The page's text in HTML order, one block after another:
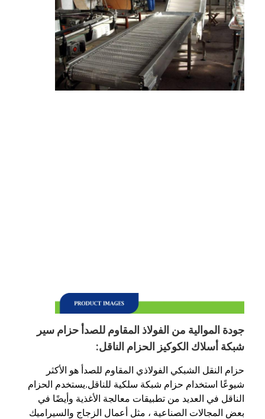
جودة الموالية من الفولاذ المقاوم للصدأ حزام سير
شبكة أسلاك الكوكيز الحزام الناقل:
حزام النقل الشبكي الفولاذي المقاوم للصدأ هو الأكثر
شيوعًا استخدام حزام شبكة سلكية للناقل.يستخدم الحزام
الناقل في العديد من تطبيقات معالجة الأغذية وأيضًا في
بعض المجالات الصناعية ، مثل أعمال الزجاج والسيراميك